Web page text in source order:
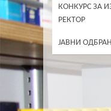
КОНКУРС ЗА
РЕКТОР
ЈАВНИ